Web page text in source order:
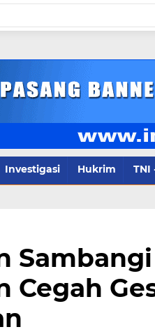
Investigasi Hukrim TNI
Cegah